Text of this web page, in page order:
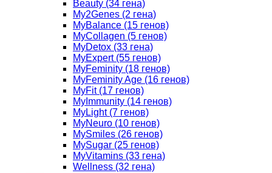
Beauty (34 гена)
My2Genes (2 гена)
MyBalance (15 генов)
MyCollagen (5 генов)
MyDetox (33 гена)
MyExpert (55 генов)
MyFeminity (18 генов)
MyFeminity Age (16 генов)
MyFit (17 генов)
MyImmunity (14 генов)
MyLight (7 генов)
MyNeuro (10 генов)
MySmiles (26 генов)
MySugar (25 генов)
MyVitamins (33 гена)
Wellness (32 гена)